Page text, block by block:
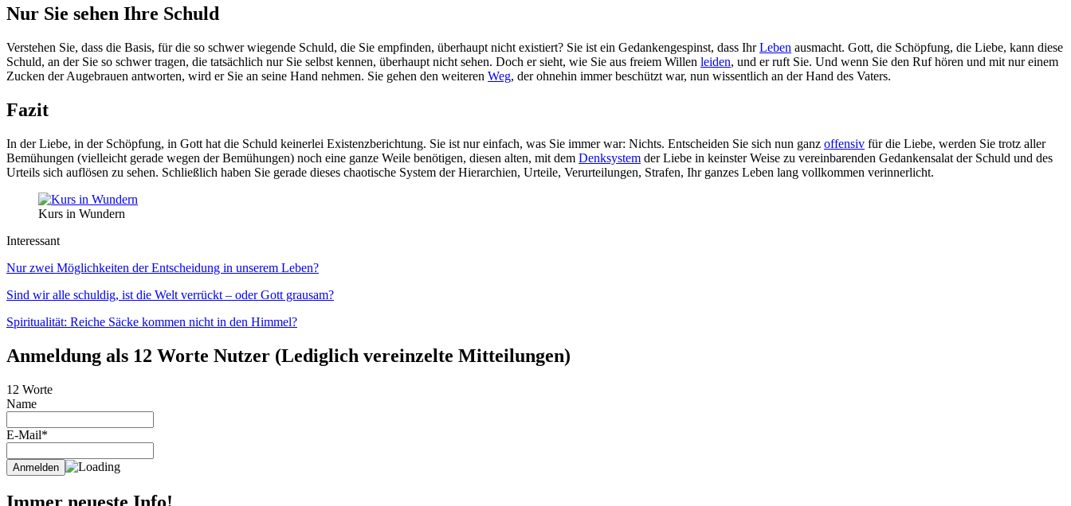
Nur Sie sehen Ihre Schuld
Verstehen Sie, dass die Basis, für die so schwer wiegende Schuld, die Sie empfinden, überhaupt nicht existiert? Sie ist ein Gedankengespinst, dass IhrLeben ausmacht. Gott, die Schöpfung, die Liebe, kann diese
Schuld, an der Sie so schwer tragen, die tatsächlich nur Sie selbst kennen, überhaupt nicht sehen. Doch er sieht, wie Sie aus freiem Willen leiden, und er ruft Sie. Und wenn Sie den Ruf hören und mit nur einem
Zucken der Augebrauen antworten, wird er Sie an seine Hand nehmen. Sie gehen den weiteren Weg, der ohnehin immer beschützt war, nun wissentlich an der Hand des Vaters.
Fazit
In der Liebe, in der Schöpfung, in Gott hat die Schuld keinerlei Existenzberichtung. Sie ist nur einfach, was Sie immer war: Nichts. Entscheiden Sie sich nun ganz offensiv für die Liebe, werden Sie trotz aller
Bemühungen (vielleicht gerade wegen der Bemühungen) noch eine ganze Weile benötigen, diesen alten, mit dem Denksystem der Liebe in keinster Weise zu vereinbarenden Gedankensalat der Schuld und des
Urteils sich auflösen zu sehen. Schließlich haben Sie gerade dieses chaotische System der Hierarchien, Urteile, Verurteilungen, Strafen, Ihr ganzes Leben lang vollkommen verinnerlicht.
Kurs in Wundern
Interessant
Nur zwei Möglichkeiten der Entscheidung in unserem Leben?
Sind wir alle schuldig, ist die Welt verrückt – oder Gott grausam?
Spiritualität: Reiche Säcke kommen nicht in den Himmel?
Anmeldung als 12 Worte Nutzer (Lediglich vereinzelte Mitteilungen)
12 Worte
Name
E-Mail*
Immer neueste Info!